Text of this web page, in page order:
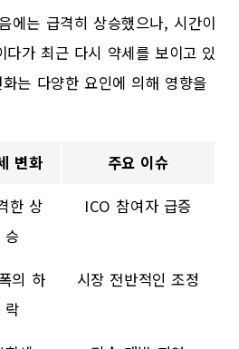
에는 급격히 상승했으나, 시간이
다가 최근 다시 약세를 보이고 있
는 다양한 요인에 의해 영향을
변화
주요 이슈
한 상
승
ICO 참여자 급증
의 하
락
시장 전반적인 조정